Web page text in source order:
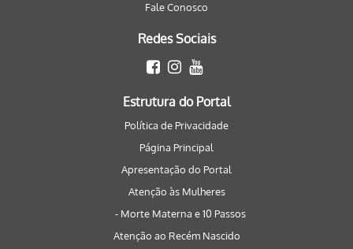
Fale Conosco
Redes Sociais
Estrutura do Portal
Política de Privacidade
Página Principal
Apresentação do Portal
Atenção às Mulheres
- Morte Materna e 10 Passos
Atenção ao Recém Nascido